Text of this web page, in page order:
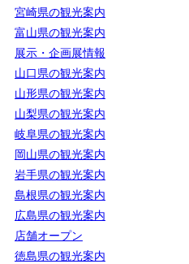
宮崎県の観光案内
富山県の観光案内
展示・企画展情報
山口県の観光案内
山形県の観光案内
山梨県の観光案内
岐阜県の観光案内
岡山県の観光案内
岩手県の観光案内
島根県の観光案内
広島県の観光案内
店舗オープン
徳島県の観光案内